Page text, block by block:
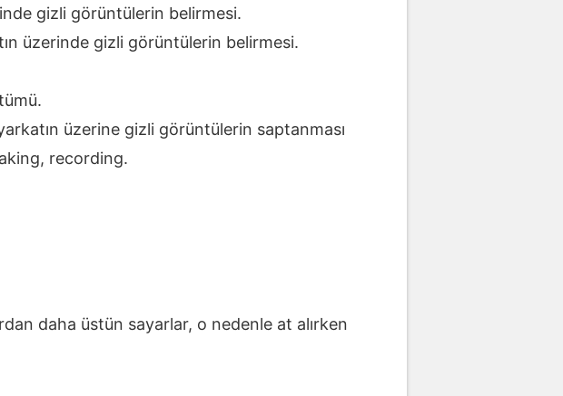
gizli görüntülerin belirmesi.
üzerinde gizli görüntülerin belirmesi.
üzerine gizli görüntülerin saptanması
recording.
daha üstün sayarlar, o nedenle at alırken